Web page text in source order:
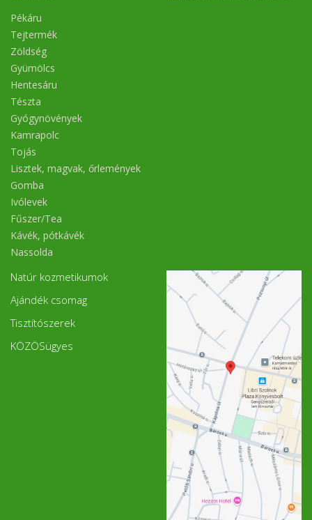
Pékáru
Tejtermék
Zöldség
Gyümölcs
Hentesáru
Tészta
Gyógynövények
Kamrapolc
Tojás
Lisztek, magvak, őrlemények
Gomba
Ivólevek
Fűszer/Tea
Kávék, pótkávék
Nassolda
Natúr kozmetikumok
Ajándék csomag
Tisztítószerek
KÖZÖSügyes